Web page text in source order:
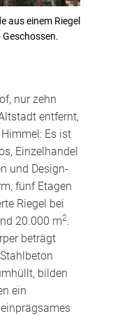
aus einem Riegel
nur zehn
entfernt,
Es ist
Einzelhandel
und Design-
fünf Etagen
Riegel bei
20.000 m2.
beträgt
bilden
ein